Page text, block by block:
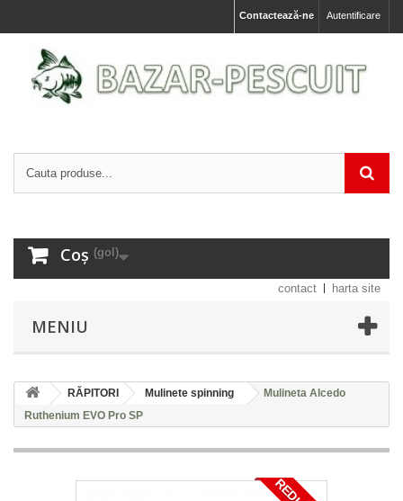
Autentificare
Contactează-ne
Coș (gol)
contact harta site
MENIU
RĂPITORI Mulinete spinning
Mulineta Alcedo
Ruthenium EVO Pro SP